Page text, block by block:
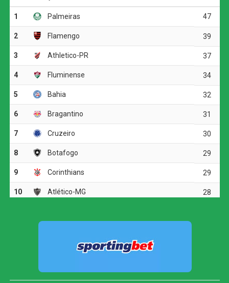
Ver essa foto no Instagram